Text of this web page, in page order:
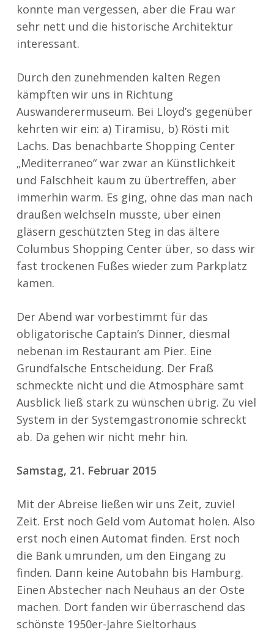
konnte man vergessen, aber die Frau war
sehr nett und die historische Architektur
interessant.
Durch den zunehmenden kalten Regen
kämpften wir uns in Richtung
Auswanderermuseum. Bei Lloyd’s gegenüber
kehrten wir ein: a) Tiramisu, b) Rösti mit
Lachs. Das benachbarte Shopping Center
„Mediterraneo“ war zwar an Künstlichkeit
und Falschheit kaum zu übertreffen, aber
immerhin warm. Es ging, ohne das man nach
draußen welchseln musste, über einen
gläsern geschützten Steg in das ältere
Columbus Shopping Center über, so dass wir
fast trockenen Fußes wieder zum Parkplatz
kamen.
Der Abend war vorbestimmt für das
obligatorische Captain’s Dinner, diesmal
nebenan im Restaurant am Pier. Eine
Grundfalsche Entscheidung. Der Fraß
schmeckte nicht und die Atmosphäre samt
Ausblick ließ stark zu wünschen übrig. Zu viel
System in der Systemgastronomie schreckt
ab. Da gehen wir nicht mehr hin.
Samstag, 21. Februar 2015
Mit der Abreise ließen wir uns Zeit, zuviel
Zeit. Erst noch Geld vom Automat holen. Also
erst noch einen Automat finden. Erst noch
die Bank umrunden, um den Eingang zu
finden. Dann keine Autobahn bis Hamburg.
Einen Abstecher nach Neuhaus an der Oste
machen. Dort fanden wir überraschend das
schönste 1950er-Jahre Sieltorhaus